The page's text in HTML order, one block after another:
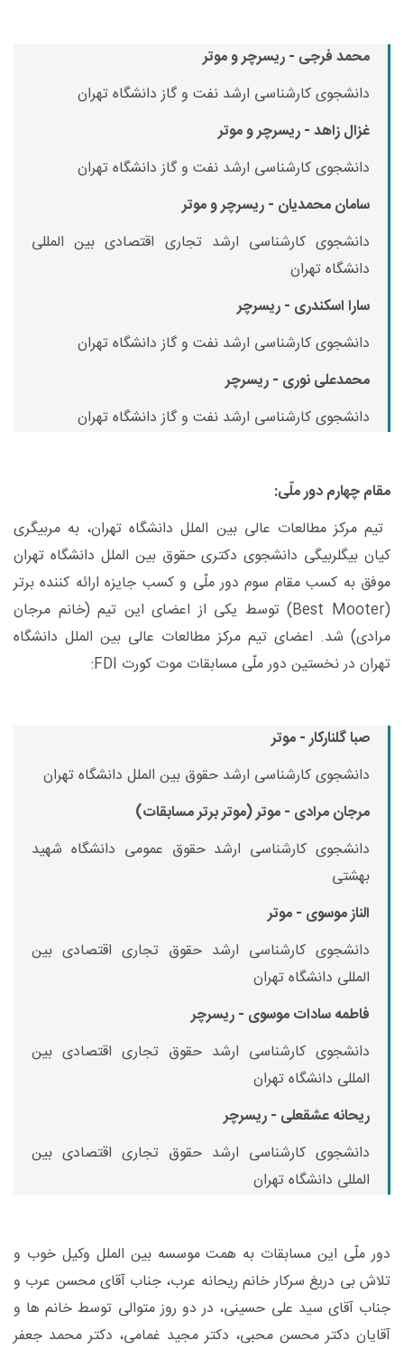
محمد فرجی - ریسرچر و موتر
دانشجوی کارشناسی ارشد نفت و گاز دانشگاه تهران
غزال زاهد - ریسرچر و موتر
دانشجوی کارشناسی ارشد نفت و گاز دانشگاه تهران
سامان محمدیان - ریسرچر و موتر
دانشجوی کارشناسی ارشد تجاری اقتصادی بین المللی
دانشگاه تهران
سارا اسکندری - ریسرچر
دانشجوی کارشناسی ارشد نفت و گاز دانشگاه تهران
محمدعلی نوری - ریسرچر
دانشجوی کارشناسی ارشد نفت و گاز دانشگاه تهران
مقام چهارم دور ملّی:
تیم مرکز مطالعات عالی بین الملل دانشگاه تهران، به مربیگری
کیان بیگلربیگی دانشجوی دکتری حقوق بین الملل دانشگاه تهران
موفق به کسب مقام سوم دور ملّی و کسب جایزه ارائه کننده برتر
(
Best Mooter) توسط یکی از اعضای این تیم (خانم مرجان
مرادی) شد. اعضای تیم مرکز مطالعات عالی بین الملل دانشگاه
تهران در نخستین دور ملّی مسابقات موت کورت FDI
:
صبا گلنارکار - موتر
دانشجوی کارشناسی ارشد حقوق بین الملل دانشگاه تهران
مرجان مرادی - موتر (موتر برتر مسابقات)
دانشجوی کارشناسی ارشد حقوق عمومی دانشگاه شهید
بهشتی
الناز موسوی - موتر
دانشجوی کارشناسی ارشد حقوق تجاری اقتصادی بین
المللی دانشگاه تهران
فاطمه سادات موسوی - ریسرچر
دانشجوی کارشناسی ارشد حقوق تجاری اقتصادی بین
المللی دانشگاه تهران
ریحانه عشقعلی - ریسرچر
دانشجوی کارشناسی ارشد حقوق تجاری اقتصادی بین
المللی دانشگاه تهران
دور ملّی این مسابقات به همت موسسه بین الملل وکیل خوب و
تلاش بی دریغ سرکار خانم ریحانه عرب، جناب آقای محسن عرب و
جناب آقای سید علی حسینی، در دو روز متوالی توسط خانم ها و
آقایان دکتر محسن محبی، دکتر مجید غمامی، دکتر محمد جعفر